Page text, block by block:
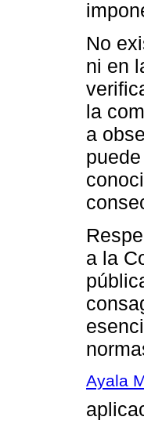
No
ni en
la
a
a la
Ayala